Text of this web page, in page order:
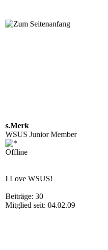
s.Merk
WSUS Junior Member
Offline
I Love WSUS!
Beiträge: 30
Mitglied seit: 04.02.09